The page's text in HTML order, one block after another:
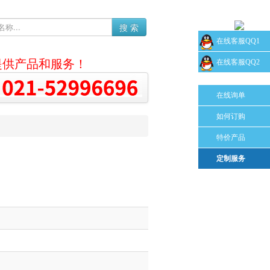
在线客服QQ1
在线客服QQ2
在线询单
如何订购
特价产品
定制服务
搜 索
产品和服务！